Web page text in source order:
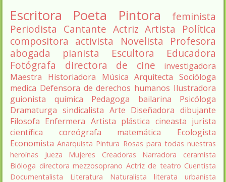
Escritora Poeta Pintora
feminista
Periodista Cantante Actriz Artista
Política
compositora activista Novelista
Profesora
abogada
pianista Escultora
Educadora
Fotógrafa
directora de cine
investigadora
Maestra
Historiadora Música Arquitecta Socióloga
medica Defensora de derechos humanos Ilustradora
guionista
química Pedagoga bailarina
Psicóloga
Dramaturga sindicalista Arte Diseñadora dibujante
Filosofa Enfermera Artista plástica cineasta jurista
científica
coreógrafa matemática
Ecologista
Economista Anarquista Pintura Rosas para todas nuestras
heroínas
Jueza Mujeres Creadoras Narradora
ceramista
Bióloga directora mezzosoprano Actriz de teatro Cuentista
Documentalista
Literatura Naturalista literata
urbanista